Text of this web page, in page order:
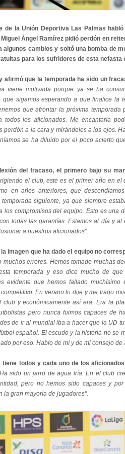
de la Unión Deportiva Las Palmas
Ángel Ramírez pidió perdón en
cambios y soltó una bomba de
para los sufridores de esta nefasta
que la temporada ha sido un
viene motivada porque ya se ha
sigamos esperando a que finalice la
que afrontar la próxima temporada
los aficionados. Me encantaría
a la cara y mirándoles a los ojos.
se ha diluido por el poco acierto
del fracaso, el primero bajo su
el club, este es el primer año en el
en años anteriores, que
siguiente, ya que siempre
compromisos del equipo. Esto es una
todas las garantías. Estamos al día y al
a nuestros aficionados".
imagen que ha dado el equipo no
muchos errores. Hemos tomado muchas
temporada y eso dice mucho de
evidente que hemos fallado
En verano lo dije y me trago
y económicamente así era. Era la
pero nunca fuimos capaces de
de ir al mundial iba a hacer que la UD
español. El escudo y la historia no se
por eso. Hablo de mí y de mi consejo de
todos y cada uno de los
sido un jarro de agua fría. En el club
pero no hemos sido capaces y
la gran mayoría de jugadores".